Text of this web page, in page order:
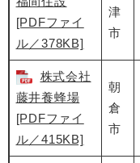
[PDFファイ
ル／378KB]
津
市
株式会社
藤井養蜂場
[PDFファイ
ル／415KB]
朝
倉
市